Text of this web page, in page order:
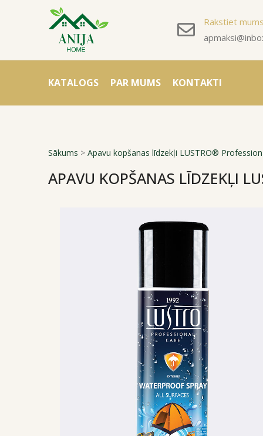
Rakstiet mums
KATALOGS PAR MUMS KONTAKTI
Sākums > Apavu kopšanas līdzekļi LUSTRO®
APAVU KOPŠANAS LĪDZEKĻI